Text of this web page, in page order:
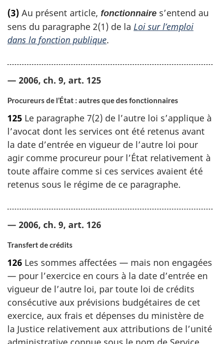
(3) Au présent article, fonctionnaire s’entend au
sens du paragraphe 2(1) de la Loi sur l’emploi
dans la fonction publique.
— 2006, ch. 9, art. 125
Procureurs de l’État : autres que des fonctionnaires
125 Le paragraphe 7(2) de l’autre loi s’applique à
l’avocat dont les services ont été retenus avant
la date d’entrée en vigueur de l’autre loi pour
agir comme procureur pour l’État relativement à
toute affaire comme si ces services avaient été
retenus sous le régime de ce paragraphe.
— 2006, ch. 9, art. 126
Transfert de crédits
126 Les sommes affectées — mais non engagées
— pour l’exercice en cours à la date d’entrée en
vigueur de l’autre loi, par toute loi de crédits
consécutive aux prévisions budgétaires de cet
exercice, aux frais et dépenses du ministère de
la Justice relativement aux attributions de l’unité